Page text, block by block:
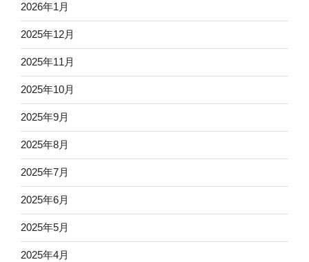
2026年1月
2025年12月
2025年11月
2025年10月
2025年9月
2025年8月
2025年7月
2025年6月
2025年5月
2025年4月